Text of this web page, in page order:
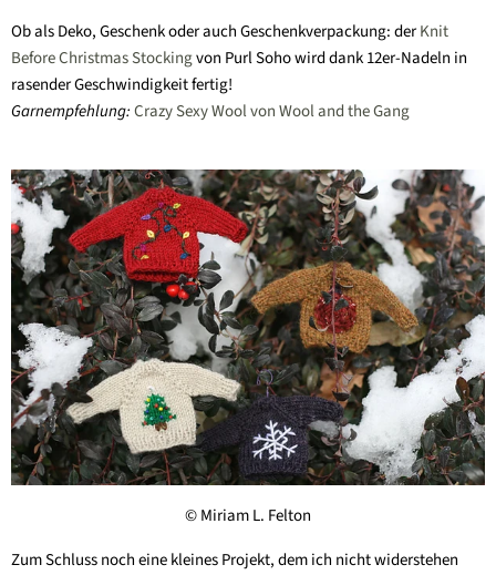
Ob als Deko, Geschenk oder auch Geschenkverpackung: derKnit
Before Christmas Stockingvon Purl Soho wird dank 12er-Nadeln in
rasender Geschwindigkeit fertig!
Garnempfehlung:Crazy Sexy Wool von Wool and the Gang
© Miriam L. Felton
Zum Schluss noch eine kleines Projekt, dem ich nicht widerstehen